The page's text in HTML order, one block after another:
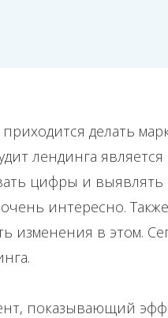
делать
лендинга
цифры и
интересно.
изменения в этом.
показывающий